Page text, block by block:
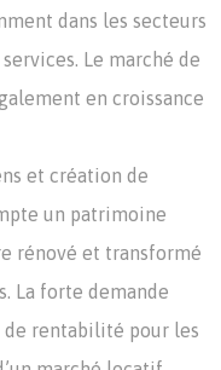
dans les secteurs
Le marché de
en croissance
et création de
un patrimoine
rénové et transformé
La forte demande
de rentabilité pour les